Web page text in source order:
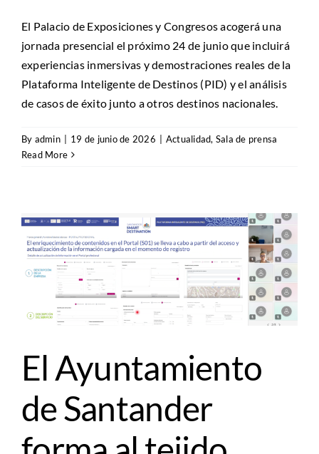
El Palacio de Exposiciones y Congresos acogerá una
jornada presencial el próximo 24 de junio que incluirá
experiencias inmersivas y demostraciones reales de la
Plataforma Inteligente de Destinos (PID) y el análisis
de casos de éxito junto a otros destinos nacionales.
By admin 19 de junio de 2026 Actualidad, Sala de prensa
Read More
El Ayuntamiento
de Santander